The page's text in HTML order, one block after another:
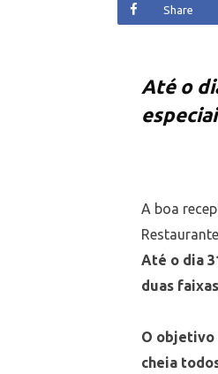
Share
Até o
A boa
Até o dia
duas
O objetivo
cheia